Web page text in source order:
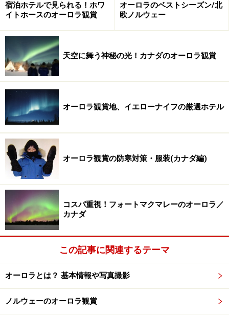
寒さというのは、結構体力を消耗させてしまうものなの
です。
夏のメリットその2 極北の地で楽しむ
宿泊ホテルで見られる！ホワ
イトホースのオーロラ観賞
オーロラのベストシーズン/北
欧ノルウェー
天空に舞う神秘の光！カナダのオーロラ観賞
オーロラ観賞地、イエローナイフの厳選ホテル
オーロラ観賞の防寒対策・服装(カナダ編)
コスパ重視！フォートマクマレーのオーロラ／
カナダ
この記事に関連するテーマ
オーロラとは？ 基本情報や写真撮影
ノルウェーのオーロラ観賞